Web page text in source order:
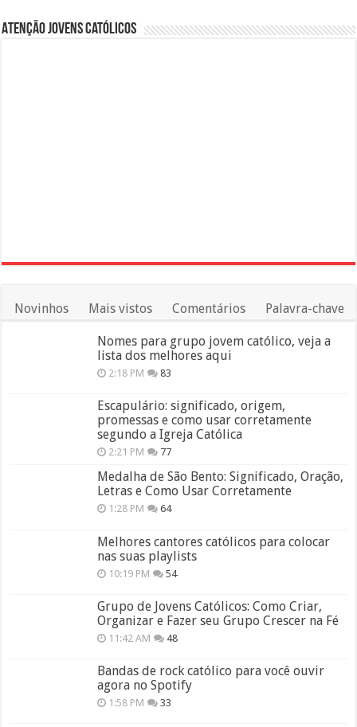
Atenção Jovens Católicos
Novinhos Mais vistos Comentários Palavra-chave
Nomes para grupo jovem católico, veja a
lista dos melhores aqui
2:18 PM 83
Escapulário: significado, origem,
promessas e como usar corretamente
segundo a Igreja Católica
2:21 PM 77
Medalha de São Bento: Significado, Oração,
Letras e Como Usar Corretamente
1:28 PM 64
Melhores cantores católicos para colocar
nas suas playlists
10:19 PM 54
Grupo de Jovens Católicos: Como Criar,
Organizar e Fazer seu Grupo Crescer na Fé
11:42 AM 48
Bandas de rock católico para você ouvir
agora no Spotify
1:58 PM 33